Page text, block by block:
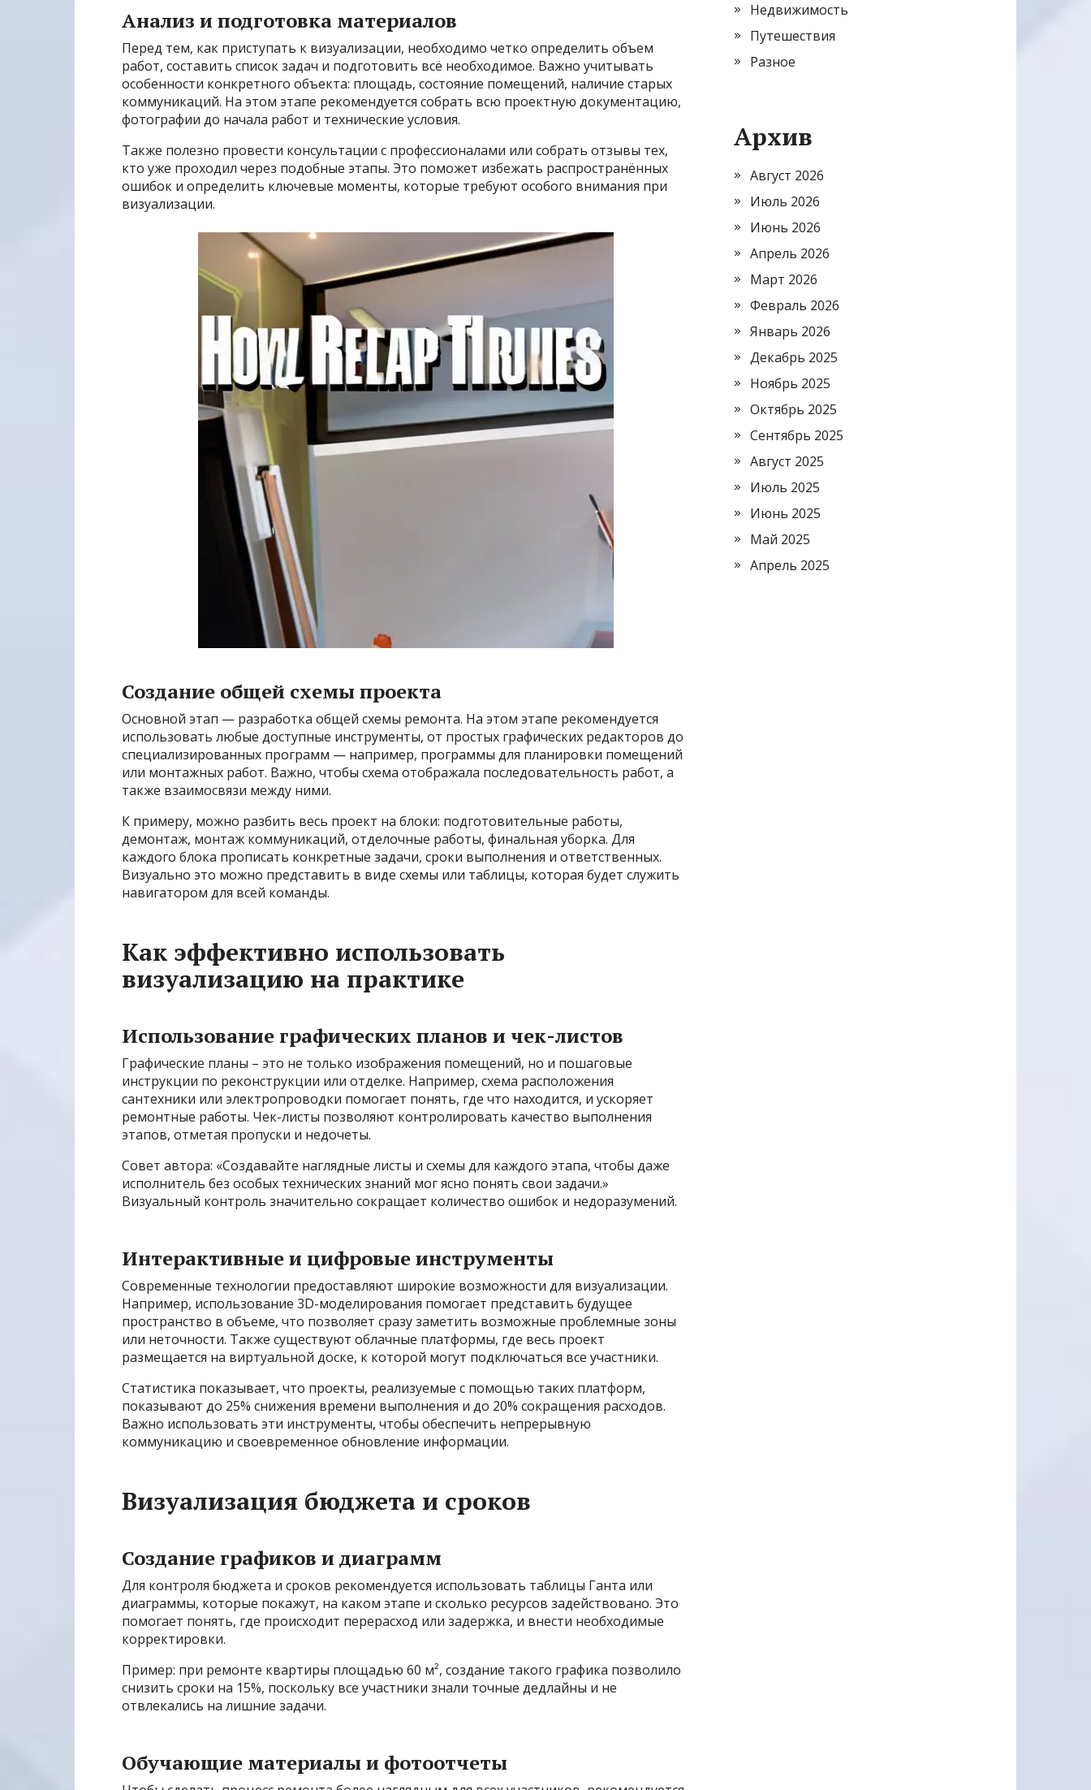
Анализ и подготовка материалов
Перед тем, как приступать к визуализации, необходимо четко определить объем
работ, составить список задач и подготовить всё необходимое. Важно учитывать
особенности конкретного объекта: площадь, состояние помещений, наличие старых
коммуникаций. На этом этапе рекомендуется собрать всю проектную документацию,
фотографии до начала работ и технические условия.
Также полезно провести консультации с профессионалами или собрать отзывы тех,
кто уже проходил через подобные этапы. Это поможет избежать распространённых
ошибок и определить ключевые моменты, которые требуют особого внимания при
визуализации.
Создание общей схемы проекта
Основной этап — разработка общей схемы ремонта. На этом этапе рекомендуется
использовать любые доступные инструменты, от простых графических редакторов до
специализированных программ — например, программы для планировки помещений
или монтажных работ. Важно, чтобы схема отображала последовательность работ, а
также взаимосвязи между ними.
К примеру, можно разбить весь проект на блоки: подготовительные работы,
демонтаж, монтаж коммуникаций, отделочные работы, финальная уборка. Для
каждого блока прописать конкретные задачи, сроки выполнения и ответственных.
Визуально это можно представить в виде схемы или таблицы, которая будет служить
навигатором для всей команды.
Как эффективно использовать
визуализацию на практике
Использование графических планов и чек-листов
Графические планы – это не только изображения помещений, но и пошаговые
инструкции по реконструкции или отделке. Например, схема расположения
сантехники или электропроводки помогает понять, где что находится, и ускоряет
ремонтные работы. Чек-листы позволяют контролировать качество выполнения
этапов, отметая пропуски и недочеты.
Совет автора: «Создавайте наглядные листы и схемы для каждого этапа, чтобы даже
исполнитель без особых технических знаний мог ясно понять свои задачи.»
Визуальный контроль значительно сокращает количество ошибок и недоразумений.
Интерактивные и цифровые инструменты
Современные технологии предоставляют широкие возможности для визуализации.
Например, использование 3D-моделирования помогает представить будущее
пространство в объеме, что позволяет сразу заметить возможные проблемные зоны
или неточности. Также существуют облачные платформы, где весь проект
размещается на виртуальной доске, к которой могут подключаться все участники.
Статистика показывает, что проекты, реализуемые с помощью таких платформ,
показывают до 25% снижения времени выполнения и до 20% сокращения расходов.
Важно использовать эти инструменты, чтобы обеспечить непрерывную
коммуникацию и своевременное обновление информации.
Визуализация бюджета и сроков
Создание графиков и диаграмм
Для контроля бюджета и сроков рекомендуется использовать таблицы Ганта или
диаграммы, которые покажут, на каком этапе и сколько ресурсов задействовано. Это
помогает понять, где происходит перерасход или задержка, и внести необходимые
корректировки.
Пример: при ремонте квартиры площадью 60 м², создание такого графика позволило
снизить сроки на 15%, поскольку все участники знали точные дедлайны и не
отвлекались на лишние задачи.
Обучающие материалы и фотоотчеты
Недвижимость
Путешествия
Разное
Архив
Август 2026
Июль 2026
Июнь 2026
Апрель 2026
Март 2026
Февраль 2026
Январь 2026
Декабрь 2025
Ноябрь 2025
Октябрь 2025
Сентябрь 2025
Август 2025
Июль 2025
Июнь 2025
Май 2025
Апрель 2025